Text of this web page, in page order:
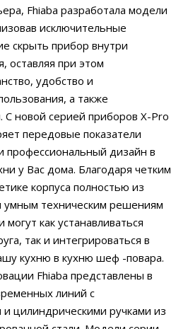
Fhiaba разработала модели
исключительные
скрыть прибор внутри
оставляя при этом
удобство и
а также
новой серией приборов X-Pro
передовые показатели
профессиональный дизайн в
у Вас дома. Благодаря четким
корпуса полностью из
техническим решениям
как устанавливаться
так и интегрироваться в
кухню в кухню шеф -повара.
Fhiaba представлены в
линий с
и цилиндрическими ручками из